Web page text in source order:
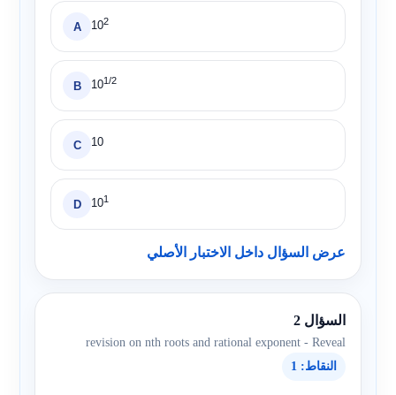
A 102
B 101/2
C 10
D 101
عرض السؤال داخل الاختبار الأصلي
السؤال 2
revision on nth roots and rational exponent - Reveal
النقاط: 1